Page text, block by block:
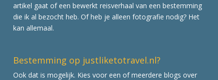
artikel gaat of een bewerkt reisverhaal van een bestemming
die ik al bezocht heb. Of heb je alleen fotografie nodig? Het
kan allemaal.
Bestemming op justliketotravel.nl?
Ook dat is mogelijk. Kies voor een of meerdere blogs over